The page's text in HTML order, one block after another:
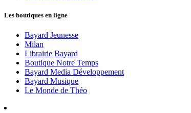
Les boutiques en ligne
Bayard Jeunesse
Milan
Librairie Bayard
Boutique Notre Temps
Bayard Media Développement
Bayard Musique
Le Monde de Théo